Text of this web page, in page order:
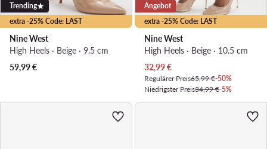
extra -25% Code: LAST
Trending
Nine West
High Heels · Beige · 9.5 cm
59,99€
extra -25% Code: LAST
Angebot
Nine West
High Heels · Beige · 10.5 cm
Aktueller Preis
32,99€
Regulärer Preis65,99 €-50%
Niedrigster Preis34,99 €-5%